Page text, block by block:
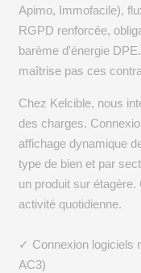
Apimo, Immofacile),
RGPD renforcée,
barème d'énergie
maîtrise pas ces
Chez Kelcible, nous
des charges.
affichage dynamique
type de bien et par
un produit sur
activité quotidienne.
✓ Connexion logiciels
AC3)